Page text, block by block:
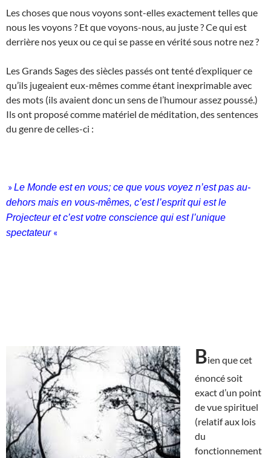
Les choses que nous voyons sont-elles exactement telles que
nous les voyons ? Et que voyons-nous, au juste ? Ce qui est
derrière nos yeux ou ce qui se passe en vérité sous notre nez ?
Les Grands Sages des siècles passés ont tenté d’expliquer ce
qu’ils jugeaient eux-mêmes comme étant inexprimable avec
des mots (ils avaient donc un sens de l’humour assez poussé.)
Ils ont proposé comme matériel de méditation, des sentences
du genre de celles-ci :
»Le Monde est en vous; ce que vous voyez n’est pas au-
dehors mais en vous-mêmes, c’est l’esprit qui est le
Projecteur et c’est votre conscience qui est l’unique
spectateur «
Bien que cet
énoncé soit
exact d’un point
de vue spirituel
(relatif aux lois
du
fonctionnement